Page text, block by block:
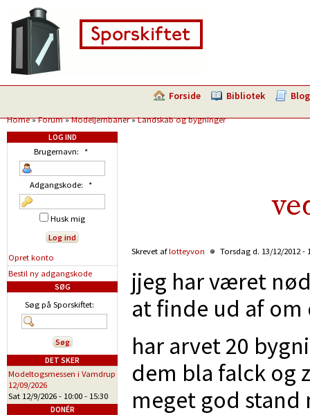
Forside Bibliotek Blog
Home»Forum»Modeljernbaner»Landskab og bygninger
Skrevet aflotteyvon Torsdag d. 13/12/2012 -
jjeg har været
at finde ud af
har arvet 20
dem bla falck og
meget god
LOG IND
Brugernavn: *
Adgangskode: *
Husk mig
Opret konto
Bestil ny adgangskode
SØG
Søg på Sporskiftet:
DET SKER
Modeltogsmessen i Vamdrup
12/09/2026
Sat 12/9/2026 - 10:00 - 15:30
DONÉR